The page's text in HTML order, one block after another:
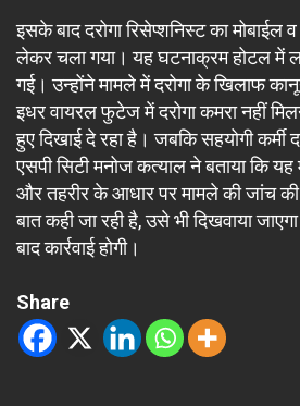
इसके बाद दरोगा रिसेप्शनिस्ट का
लेकर चला गया। यह घटनाक्रम होटल में
गई। उन्होंने मामले में दरोगा के खिलाफ
इधर वायरल फुटेज में दरोगा कमरा नहीं
हुए दिखाई दे रहा है। जबकि सहयोगी कर्मी
एसपी सिटी मनोज कत्याल ने बताया कि यह
और तहरीर के आधार पर मामले की जांच
बात कही जा रही है, उसे भी दिखवाया
बाद कार्रवाई होगी।
Share